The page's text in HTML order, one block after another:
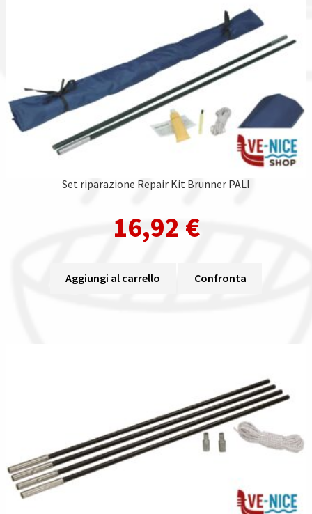
Set riparazione Repair Kit Brunner PALI
16,92 €
Aggiungi al carrello Confronta